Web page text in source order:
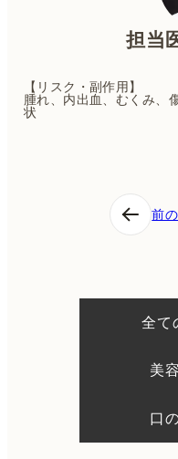
担当
【リスク・副作用】
腫れ、内出血、むくみ、
状
前
全て
美
口